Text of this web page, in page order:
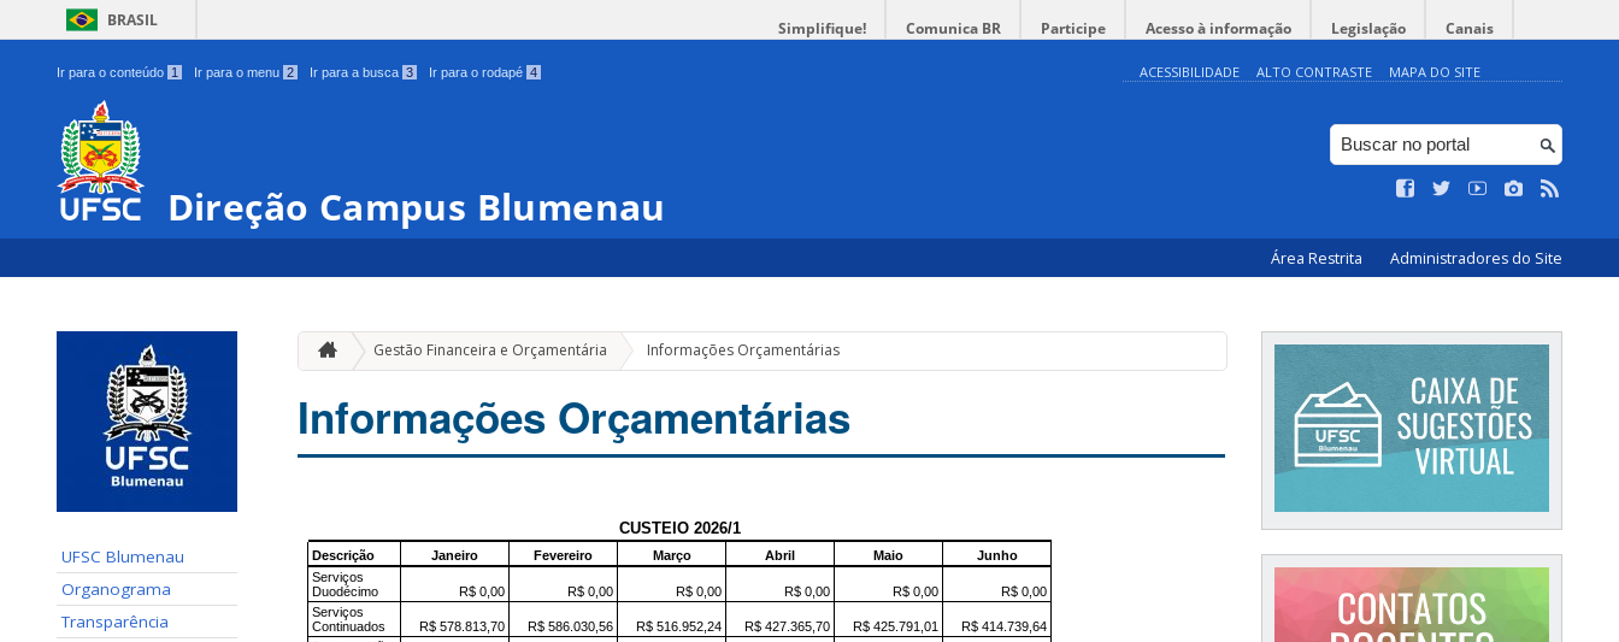
BRASIL Simplifique! Comunica BR Participe Acesso à informação Legislação Canais
Ir para o conteúdo 1 Ir para o menu 2 Ir para a busca 3 Ir para o rodapé 4 ACESSIBILIDADE ALTO CONTRASTE MAPA DO SITE
Direção Campus Blumenau
Área Restrita Administradores do Site
UFSC Blumenau
Organograma
Transparência
Gestão Financeira e Orçamentária Informações Orçamentárias
Informações Orçamentárias